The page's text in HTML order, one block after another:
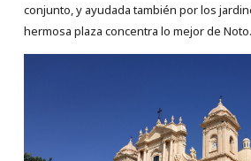
conjunto, y ayudada también por los
hermosa plaza concentra lo mejor de Noto.